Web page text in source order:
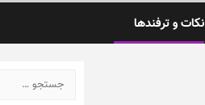
نکات و ترفندها
جستجو
برای: